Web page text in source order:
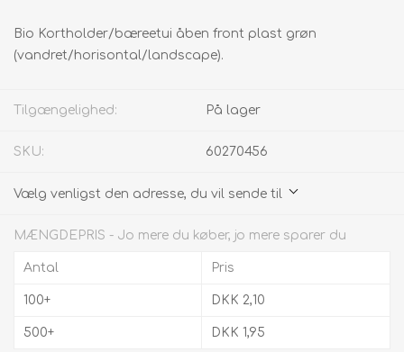
Bio Kortholder/bæreetui åben front plast grøn
(vandret/horisontal/landscape).
Tilgængelighed: På lager
SKU: 60270456
Vælg venligst den adresse, du vil sende til
MÆNGDEPRIS - Jo mere du køber, jo mere sparer du
Antal
100+
500+
Pris
DKK 2,10
DKK 1,95